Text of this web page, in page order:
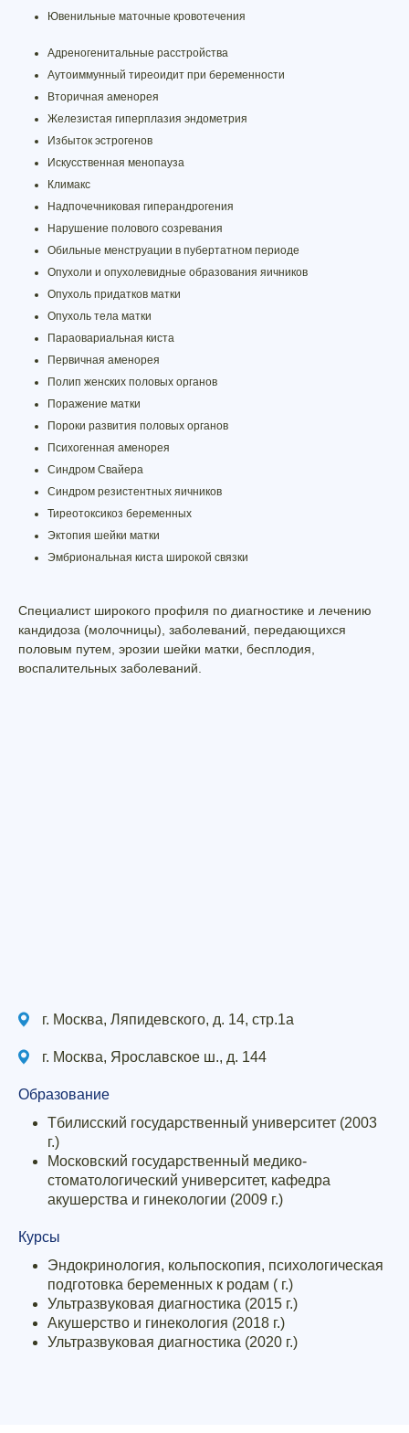
Ювенильные маточные кровотечения
Адреногенитальные расстройства
Аутоиммунный тиреоидит при беременности
Вторичная аменорея
Железистая гиперплазия эндометрия
Избыток эстрогенов
Искусственная менопауза
Климакс
Надпочечниковая гиперандрогения
Нарушение полового созревания
Обильные менструации в пубертатном периоде
Опухоли и опухолевидные образования яичников
Опухоль придатков матки
Опухоль тела матки
Параовариальная киста
Первичная аменорея
Полип женских половых органов
Поражение матки
Пороки развития половых органов
Психогенная аменорея
Синдром Свайера
Синдром резистентных яичников
Тиреотоксикоз беременных
Эктопия шейки матки
Эмбриональная киста широкой связки
Специалист широкого профиля по диагностике и лечению
кандидоза (молочницы), заболеваний, передающихся
половым путем, эрозии шейки матки, бесплодия,
воспалительных заболеваний.
г. Москва, Ляпидевского, д. 14, стр.1а
г. Москва, Ярославское ш., д. 144
Образование
Тбилисский государственный университет (2003
г.)
Московский государственный медико-
стоматологический университет, кафедра
акушерства и гинекологии (2009 г.)
Курсы
Эндокринология, кольпоскопия, психологическая
подготовка беременных к родам ( г.)
Ультразвуковая диагностика (2015 г.)
Акушерство и гинекология (2018 г.)
Ультразвуковая диагностика (2020 г.)